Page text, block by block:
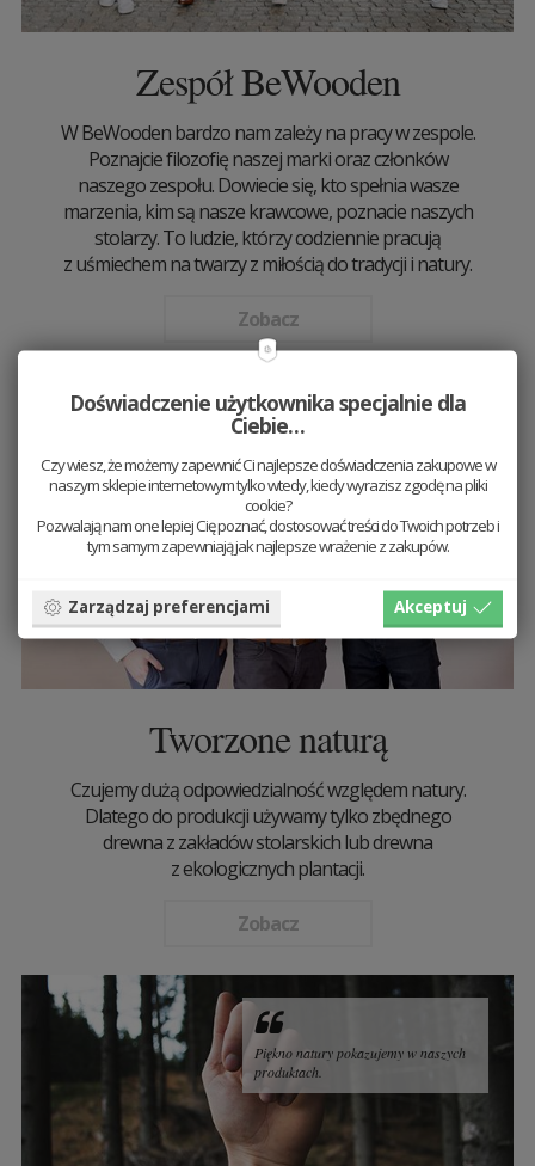
Zespół BeWooden
W BeWooden bardzo nam zależy na pracy w zespole.
Poznajcie filozofię naszej marki oraz członków
naszego zespołu. Dowiecie się, kto spełnia wasze
marzenia, kim są nasze krawcowe, poznacie naszych
stolarzy. To ludzie, którzy codziennie pracują
z uśmiechem na twarzy z miłością do tradycji i natury.
Zobacz
Tworzone naturą
Czujemy dużą odpowiedzialność względem natury.
Dlatego do produkcji używamy tylko zbędnego
drewna z zakładów stolarskich lub drewna
z ekologicznych plantacji.
Zobacz
Piękno natury pokazujemy w naszych
produktach.
Doświadczenie użytkownika specjalnie dla
Ciebie…
Czy wiesz, że możemy zapewnić Ci najlepsze doświadczenia zakupowe w
naszym sklepie internetowym tylko wtedy, kiedy wyrazisz zgodę na pliki
cookie?
Pozwalają nam one lepiej Cię poznać, dostosować treści do Twoich potrzeb i
tym samym zapewniają jak najlepsze wrażenie z zakupów.
Zarządzaj preferencjami Akceptuj